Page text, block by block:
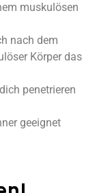
muskulösen
nach dem
Körper das
penetrieren
geeignet